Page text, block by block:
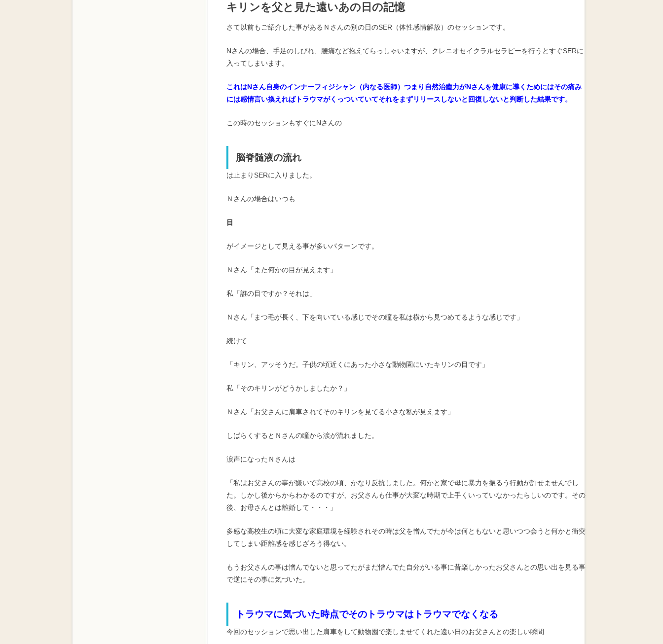
キリンを父と見た遠いあの日の記憶
さて以前もご紹介した事があるＮさんの別の日のSER（体性感情解放）のセッションです。
Nさんの場合、手足のしびれ、腰痛など抱えてらっしゃいますが、クレニオセイクラルセラピーを行うとすぐSERに
入ってしまいます。
これはNさん自身のインナーフィジシャン（内なる医師）つまり自然治癒力がNさんを健康に導くためにはその痛み
には感情言い換えればトラウマがくっついていてそれをまずリリースしないと回復しないと判断した結果です。
この時のセッションもすぐにNさんの
脳脊髄液の流れ
は止まりSERに入りました。
Ｎさんの場合はいつも
目
がイメージとして見える事が多いパターンです。
Ｎさん「また何かの目が見えます」
私「誰の目ですか？それは」
Ｎさん「まつ毛が長く、下を向いている感じでその瞳を私は横から見つめてるような感じです」
続けて
「キリン、アッそうだ。子供の頃近くにあった小さな動物園にいたキリンの目です」
私「そのキリンがどうかしましたか？」
Ｎさん「お父さんに肩車されてそのキリンを見てる小さな私が見えます」
しばらくするとＮさんの瞳から涙が流れました。
涙声になったＮさんは
「私はお父さんの事が嫌いで高校の頃、かなり反抗しました。何かと家で母に暴力を振るう行動が許せませんでし
た。しかし後からからわかるのですが、お父さんも仕事が大変な時期で上手くいっていなかったらしいのです。その
後、お母さんとは離婚して・・・」
多感な高校生の頃に大変な家庭環境を経験されその時は父を憎んでたが今は何ともないと思いつつ会うと何かと衝突
してしまい距離感を感じざろう得ない。
もうお父さんの事は憎んでないと思ってたがまだ憎んでた自分がいる事に昔楽しかったお父さんとの思い出を見る事
で逆にその事に気づいた。
トラウマに気づいた時点でそのトラウマはトラウマでなくなる
今回のセッションで思い出した肩車をして動物園で楽しませてくれた遠い日のお父さんとの楽しい瞬間